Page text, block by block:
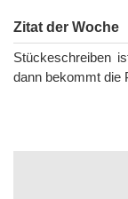
Zitat der Woche
Stückeschreiben
dann bekommt die